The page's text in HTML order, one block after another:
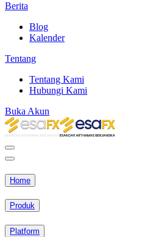
Berita
Blog
Kalender
Tentang
Tentang Kami
Hubungi Kami
Buka Akun
Home
Produk
Platform